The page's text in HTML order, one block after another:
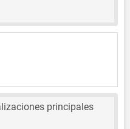
principales